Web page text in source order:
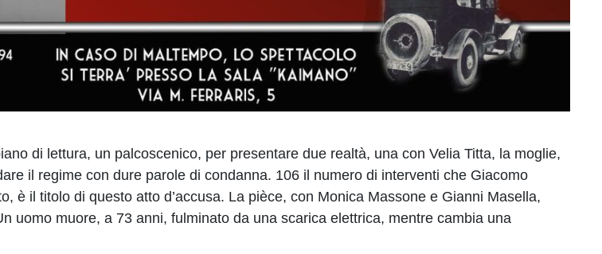
di lettura, un palcoscenico, per presentare due realtà, una con Velia Titta, la moglie,
il regime con dure parole di condanna. 106 il numero di interventi che Giacomo
è il titolo di questo atto d’accusa. La pièce, con Monica Massone e Gianni Masella,
uomo muore, a 73 anni, fulminato da una scarica elettrica, mentre cambia una